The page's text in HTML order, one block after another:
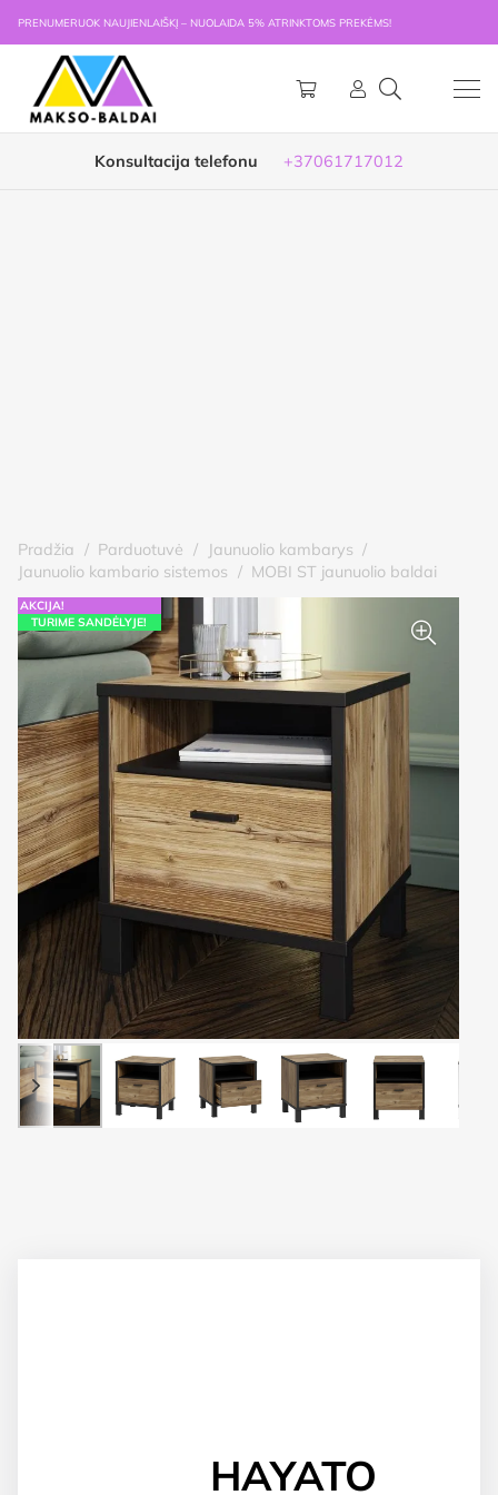
PRENUMERUOK NAUJIENLAIŠKĮ – NUOLAIDA 5% ATRINKTOMS PREKĖMS!
Konsultacija telefonu +37061717012
Pradžia / Parduotuvė / Jaunuolio kambarys /
Jaunuolio kambario sistemos / MOBI ST jaunuolio baldai
AKCIJA!
TURIME SANDĖLYJE!
HAYATO